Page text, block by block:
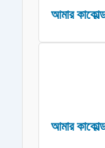
আমার
আমার